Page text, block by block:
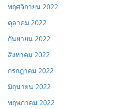
พฤศจิกายน 2022
ตุลาคม 2022
กันยายน 2022
สิงหาคม 2022
กรกฎาคม 2022
มิถุนายน 2022
พฤษภาคม 2022